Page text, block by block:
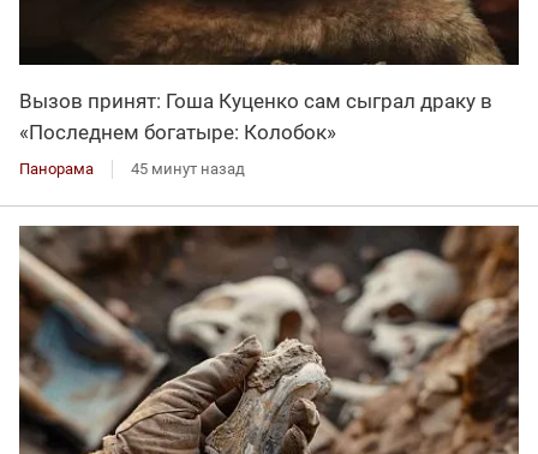
Вызов принят: Гоша Куценко сам сыграл драку в
«Последнем богатыре: Колобок»
Панорама 45 минут назад